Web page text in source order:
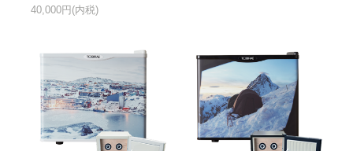
40,000円(内税)